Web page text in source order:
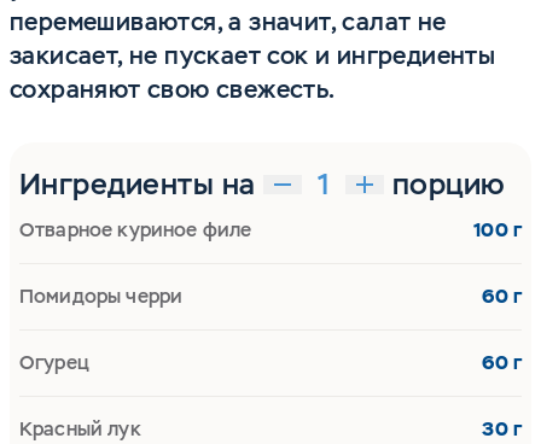
перемешиваются, а значит, салат не
закисает, не пускает сок и ингредиенты
сохраняют свою свежесть.
Ингредиенты на порцию
Отварное куриное филе 100 г
Помидоры черри 60 г
Огурец 60 г
Красный лук 30 г